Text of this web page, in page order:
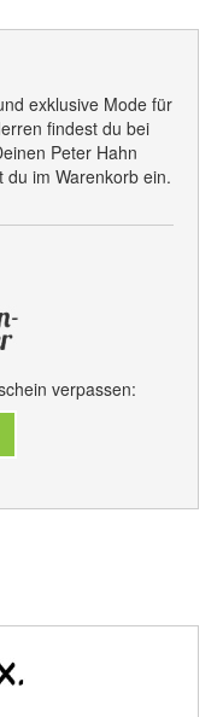
exklusive Mode für
findest du bei
Peter Hahn
du im Warenkorb ein.
verpassen: